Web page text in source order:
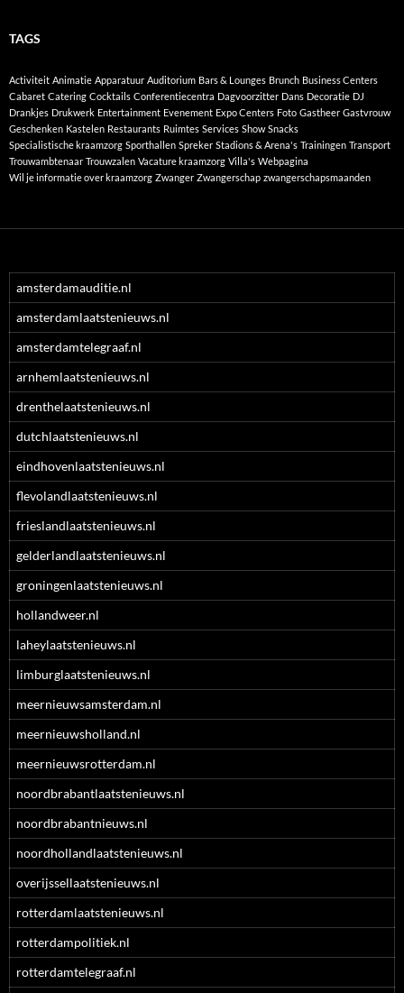
TAGS
Activiteit Animatie Apparatuur Auditorium Bars & Lounges Brunch Business Centers
Cabaret Catering Cocktails Conferentiecentra Dagvoorzitter Dans Decoratie DJ
Drankjes Drukwerk Entertainment Evenement Expo Centers Foto Gastheer Gastvrouw
Geschenken Kastelen Restaurants Ruimtes Services Show Snacks
Specialistische kraamzorg Sporthallen Spreker Stadions & Arena's Trainingen Transport
Trouwambtenaar Trouwzalen Vacature kraamzorg Villa's Webpagina
Wil je informatie over kraamzorg Zwanger Zwangerschap zwangerschapsmaanden
amsterdamauditie.nl
amsterdamlaatstenieuws.nl
amsterdamtelegraaf.nl
arnhemlaatstenieuws.nl
drenthelaatstenieuws.nl
dutchlaatstenieuws.nl
eindhovenlaatstenieuws.nl
flevolandlaatstenieuws.nl
frieslandlaatstenieuws.nl
gelderlandlaatstenieuws.nl
groningenlaatstenieuws.nl
hollandweer.nl
laheylaatstenieuws.nl
limburglaatstenieuws.nl
meernieuwsamsterdam.nl
meernieuwsholland.nl
meernieuwsrotterdam.nl
noordbrabantlaatstenieuws.nl
noordbrabantnieuws.nl
noordhollandlaatstenieuws.nl
overijssellaatstenieuws.nl
rotterdamlaatstenieuws.nl
rotterdampolitiek.nl
rotterdamtelegraaf.nl